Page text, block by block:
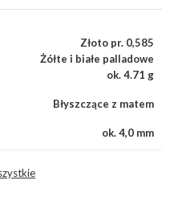
Złoto pr. 0,585
Żółte i białe palladowe
ok. 4.71 g
Błyszczące z matem
ok. 4,0 mm